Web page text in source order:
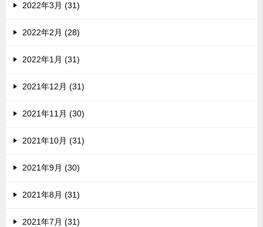
2022年3月 (31)
2022年2月 (28)
2022年1月 (31)
2021年12月 (31)
2021年11月 (30)
2021年10月 (31)
2021年9月 (30)
2021年8月 (31)
2021年7月 (31)